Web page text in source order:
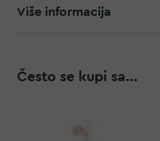
Više informacija
Često se kupi sa...